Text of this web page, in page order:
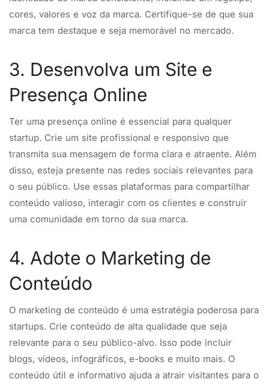
cores, valores e voz da marca. Certifique-se de que sua
marca tem destaque e seja memorável no mercado.
3. Desenvolva um Site e
Presença Online
Ter uma presença online é essencial para qualquer
startup. Crie um site profissional e responsivo que
transmita sua mensagem de forma clara e atraente. Além
disso, esteja presente nas redes sociais relevantes para
o seu público. Use essas plataformas para compartilhar
conteúdo valioso, interagir com os clientes e construir
uma comunidade em torno da sua marca.
4. Adote o Marketing de
Conteúdo
O marketing de conteúdo é uma estratégia poderosa para
startups. Crie conteúdo de alta qualidade que seja
relevante para o seu público-alvo. Isso pode incluir
blogs, vídeos, infográficos, e-books e muito mais. O
conteúdo útil e informativo ajuda a atrair visitantes para o